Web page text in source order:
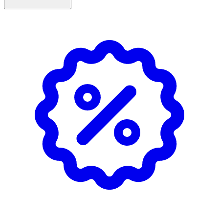
· Skyddar mot UVA- och UVB-strålning
· Anpassad för barns känsliga hud
· För utsatta områden som ansikte, läppar och öron
· Kan appliceras på våt hud
· Extra vattenresistent
· Fri från alkohol och färgämnen
· Oparfymerad